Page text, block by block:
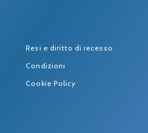
Resi e diritto di recesso
Condizioni
Cookie Policy